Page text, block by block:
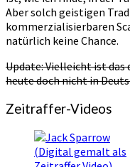
Aber solch geistigen
kommerzialisierbaren
natürlich keine Chance.
Update: Vielleicht ist das
heute doch nicht in
Zeitraffer-Videos